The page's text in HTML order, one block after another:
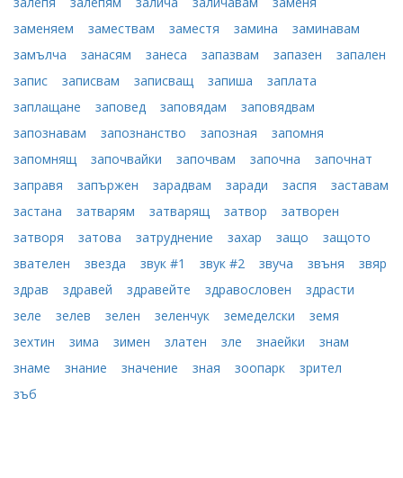
заменяем
замествам заместя замина
заминавам
замълча
занасям занеса запазвам запазен
запален
запис
записвам записващ запиша
заплата
заплащане
заповед заповядам
заповядвам
запознавам
запознанство запозная
запомня
запомнящ
започвайки започвам започна
започнат
заправя
запържен зарадвам заради заспя
заставам
застана
затварям затварящ затвор
затворен
затворя
затова затруднение захар защо
защото
звателен
звезда звук #1 звук #2 звуча звъня
звяр
здрав
здравей здравейте здравословен
здрасти
зеле
зелев зелен зеленчук земеделски
земя
зехтин
зима зимен златен зле знаейки
знам
знаме
знание значение зная зоопарк
зрител
зъб